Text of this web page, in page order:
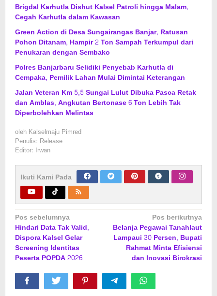
Brigdal Karhutla Dishut Kalsel Patroli hingga Malam,
Cegah Karhutla dalam Kawasan
Green Action di Desa Sungairangas Banjar, Ratusan
Pohon Ditanam, Hampir 2 Ton Sampah Terkumpul dari
Penukaran dengan Sembako
Polres Banjarbaru Selidiki Penyebab Karhutla di
Cempaka, Pemilik Lahan Mulai Dimintai Keterangan
Jalan Veteran Km 5,5 Sungai Lulut Dibuka Pasca Retak
dan Amblas, Angkutan Bertonase 6 Ton Lebih Tak
Diperbolehkan Melintas
oleh Kalselmaju Pimred
Penulis: Release
Editor: Irwan
Ikuti Kami Pada
Navigasi
pos
Pos sebelumnya
Hindari Data Tak Valid,
Dispora Kalsel Gelar
Screening Identitas
Peserta POPDA 2026
Pos berikutnya
Belanja Pegawai Tanahlaut
Lampaui 30 Persen, Bupati
Rahmat Minta Efisiensi
dan Inovasi Birokrasi